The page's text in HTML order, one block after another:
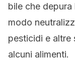
bile che
modo
pesticidi e altre
alcuni alimenti.